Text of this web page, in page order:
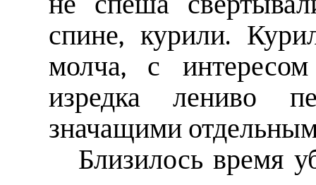
спине, курили.
молча, с интересом
изредка лениво
значащими
Близилось время